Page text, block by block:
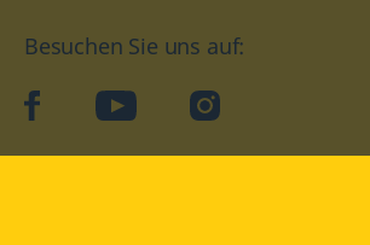
Besuchen Sie uns auf:
facebookYouTube Instagram